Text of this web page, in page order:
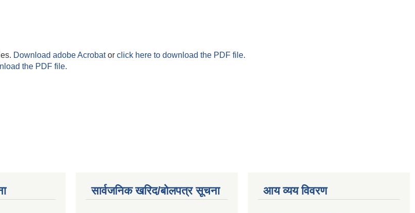
Download adobe Acrobator click here to download the PDF file.
the PDF file.
सार्वजनिक खरिद/बोलपत्र सूचना आय व्यय विवरण